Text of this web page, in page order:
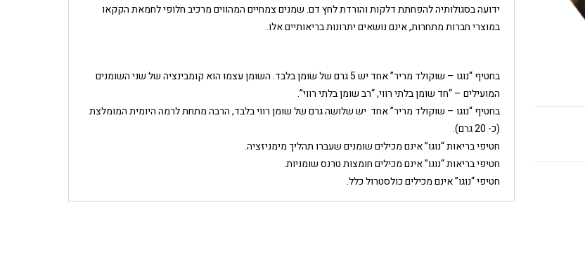
ידועה בסגולותיה להפחתת דלקות והורדת לחץ דם. שמנים צמחיים המהווים מרכיב חלופי לחמאת הקקאו
במוצרי חברות מתחרות, אינם נושאים יתרונות בריאותיים אלו.
בחטיף “נוגו – שוקולד מריר” אחד יש 5 גרם של שומן בלבד. השומן עצמו הוא קומבינציה של שני השומנים
המועילים – “חד שומן בלתי רווי, “רב שומן בלתי רווי”.
בחטיף “נוגו – שוקולד מריר” אחד יש שלושה גרם של שומן רווי בלבד, הרבה מתחת לרמה היומית המומלצת
(כ- 20 גרם).
חטיפי בריאות “נוגו” אינם מכילים שומנים שעברו תהליך מימניזציה.
חטיפי בריאות “נוגו” אינם מכילים חומצות טרנס שומניות.
חטיפי “נוגו” אינם מכילים כולסטרול כלל.